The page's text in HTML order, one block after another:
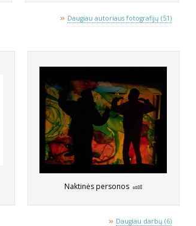
» Daugiau autoriaus fotografijų (51)
Naktinės personos
» Daugiau darbų (6)